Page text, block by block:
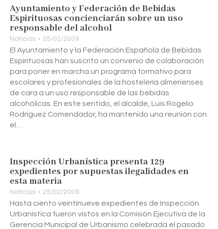
Ayuntamiento y Federación de Bebidas
Espirituosas concienciarán sobre un uso
responsable del alcohol
Noticias 25/02/2009
El Ayuntamiento y la Federación Española de Bebidas
Espirituosas han suscrito un convenio de colaboración
para poner en marcha un programa formativo para
escolares y profesionales de la hostelería almerienses
de cara a un uso responsable de las bebidas
alcohólicas. En este sentido, el alcalde, Luis Rogelio
Rodríguez Comendador, ha mantenido una reunión con
el…
Inspección Urbanística presenta 129
expedientes por supuestas ilegalidades en
esta materia
Noticias 25/02/2009
Hasta ciento veintinueve expedientes de Inspección
Urbanística fueron vistos en la Comisión Ejecutiva de la
Gerencia Municipal de Urbanismo celebrada el pasado